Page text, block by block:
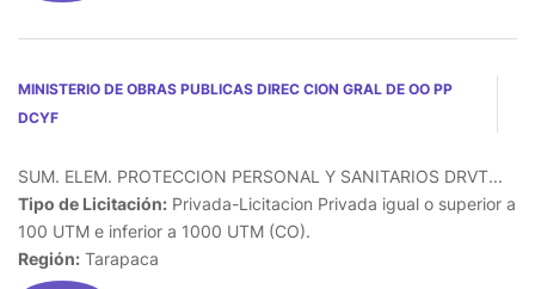
MINISTERIO DE OBRAS PUBLICAS DIREC CION GRAL DE OO PP
DCYF
SUM. ELEM. PROTECCION PERSONAL Y SANITARIOS DRVT...
Tipo de Licitación: Privada-Licitacion Privada igual o superior a
100 UTM e inferior a 1000 UTM (CO).
Región: Tarapaca